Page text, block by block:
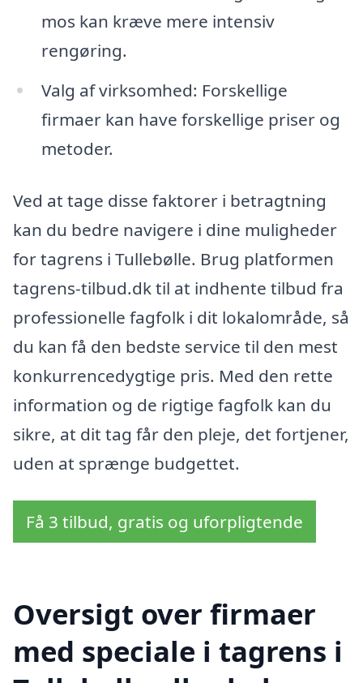
mos kan kræve mere intensiv
rengøring.
Valg af virksomhed: Forskellige
firmaer kan have forskellige priser og
metoder.
Ved at tage disse faktorer i betragtning
kan du bedre navigere i dine muligheder
for tagrens i Tullebølle. Brug platformen
tagrens-tilbud.dk til at indhente tilbud fra
professionelle fagfolk i dit lokalområde, så
du kan få den bedste service til den mest
konkurrencedygtige pris. Med den rette
information og de rigtige fagfolk kan du
sikre, at dit tag får den pleje, det fortjener,
uden at sprænge budgettet.
Få 3 tilbud, gratis og uforpligtende
Oversigt over firmaer
med speciale i tagrens i